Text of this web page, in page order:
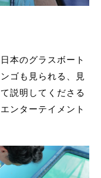
本のグラスボート
ゴも見られる、見
説明してくださる
ンターテイメント